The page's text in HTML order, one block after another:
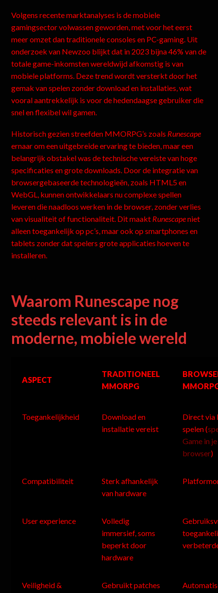
Volgens recente marktanalyses is de mobiele
gamingsector volwassen geworden, met voor het eerst
meer omzet dan traditionele consoles en PC-gaming. Uit
onderzoek van Newzoo blijkt dat in 2023 bijna 46% van de
totale game-inkomsten wereldwijd afkomstig is van
mobiele platforms. Deze trend wordt versterkt door het
gemak van spelen zonder download en installaties, wat
vooral aantrekkelijk is voor de hedendaagse gebruiker die
snel en flexibel wil gamen.
Historisch gezien streefden MMORPG’s zoals Runescape
ernaar om een uitgebreide ervaring te bieden, maar een
belangrijk obstakel was de technische vereiste van hoge
specificaties en grote downloads. Door de integratie van
browsergebaseerde technologieën, zoals HTML5 en
WebGL, kunnen ontwikkelaars nu complexe spellen
leveren die naadloos werken in de browser, zonder verlies
van visualiteit of functionaliteit. Dit maakt Runescapeniet
alleen toegankelijk op pc’s, maar ook op smartphones en
tablets zonder dat spelers grote applicaties hoeven te
installeren.
Waarom Runescape nog
steeds relevant is in de
moderne, mobiele wereld
ASPECT
TRADITIONEEL
MMORPG
Toegankelijkheid
Download en
installatie vereist
Direct via
spelen (
Game in
browser)
Compatibiliteit
Sterk afhankelijk
van hardware
User experience
Volledig
immersief, soms
beperkt door
hardware
Veiligheid &
Gebruikt patches